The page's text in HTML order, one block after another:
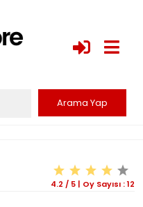
4.2 / 5 | Oy Sayısı :12